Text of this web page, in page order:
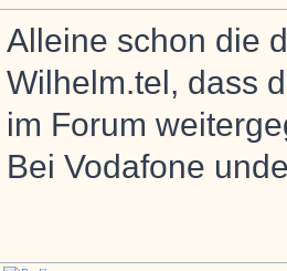
Alleine schon die
Wilhelm.tel, dass
im Forum
Bei Vodafone